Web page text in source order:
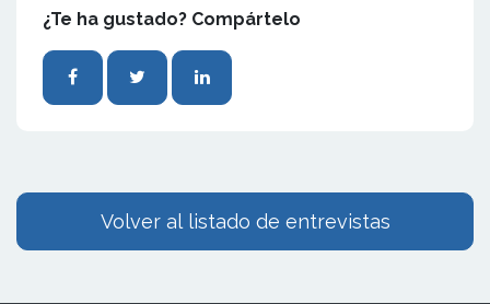
¿Te ha gustado? Compártelo
Volver al listado de entrevistas